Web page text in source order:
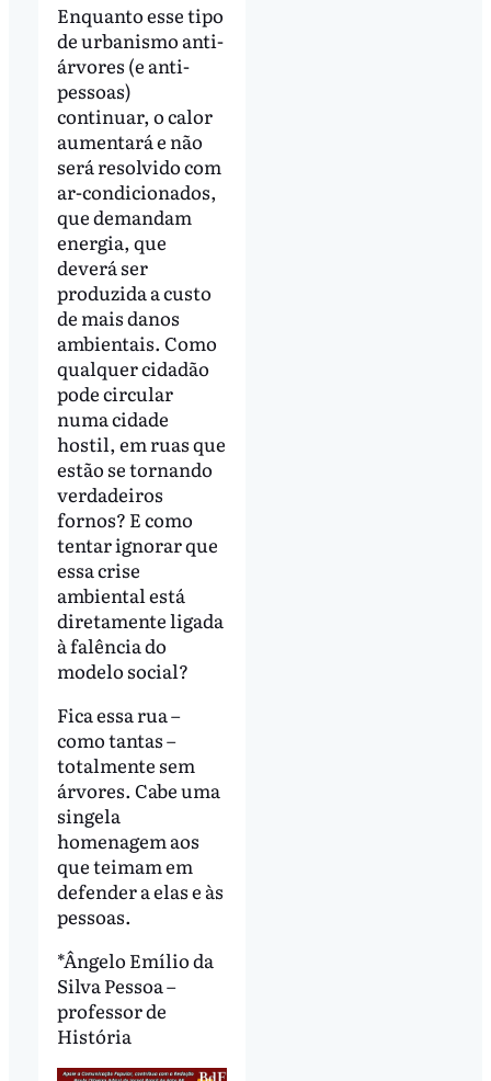
Enquanto esse tipo
de urbanismo anti-
árvores (e anti-
pessoas)
continuar, o calor
aumentará e não
será resolvido com
ar-condicionados,
que demandam
energia, que
deverá ser
produzida a custo
de mais danos
ambientais. Como
qualquer cidadão
pode circular
numa cidade
hostil, em ruas que
estão se tornando
verdadeiros
fornos? E como
tentar ignorar que
essa crise
ambiental está
diretamente ligada
à falência do
modelo social?
Fica essa rua –
como tantas –
totalmente sem
árvores. Cabe uma
singela
homenagem aos
que teimam em
defender a elas e às
pessoas.
*Ângelo Emílio da
Silva Pessoa –
professor de
História